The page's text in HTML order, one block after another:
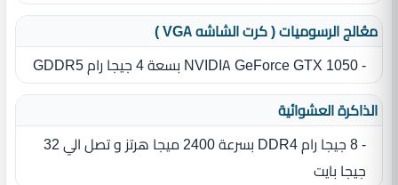
معُالج الرسوميات ( كرت الشاشه VGA )
- NVIDIA GeForce GTX 1050 بسعة 4 جيجا رام GDDR5
الذاكرة العشوائية
- 8 جيجا رام DDR4 بسرعة 2400 ميجا هرتز و تصل الي 32
جيجا بايت